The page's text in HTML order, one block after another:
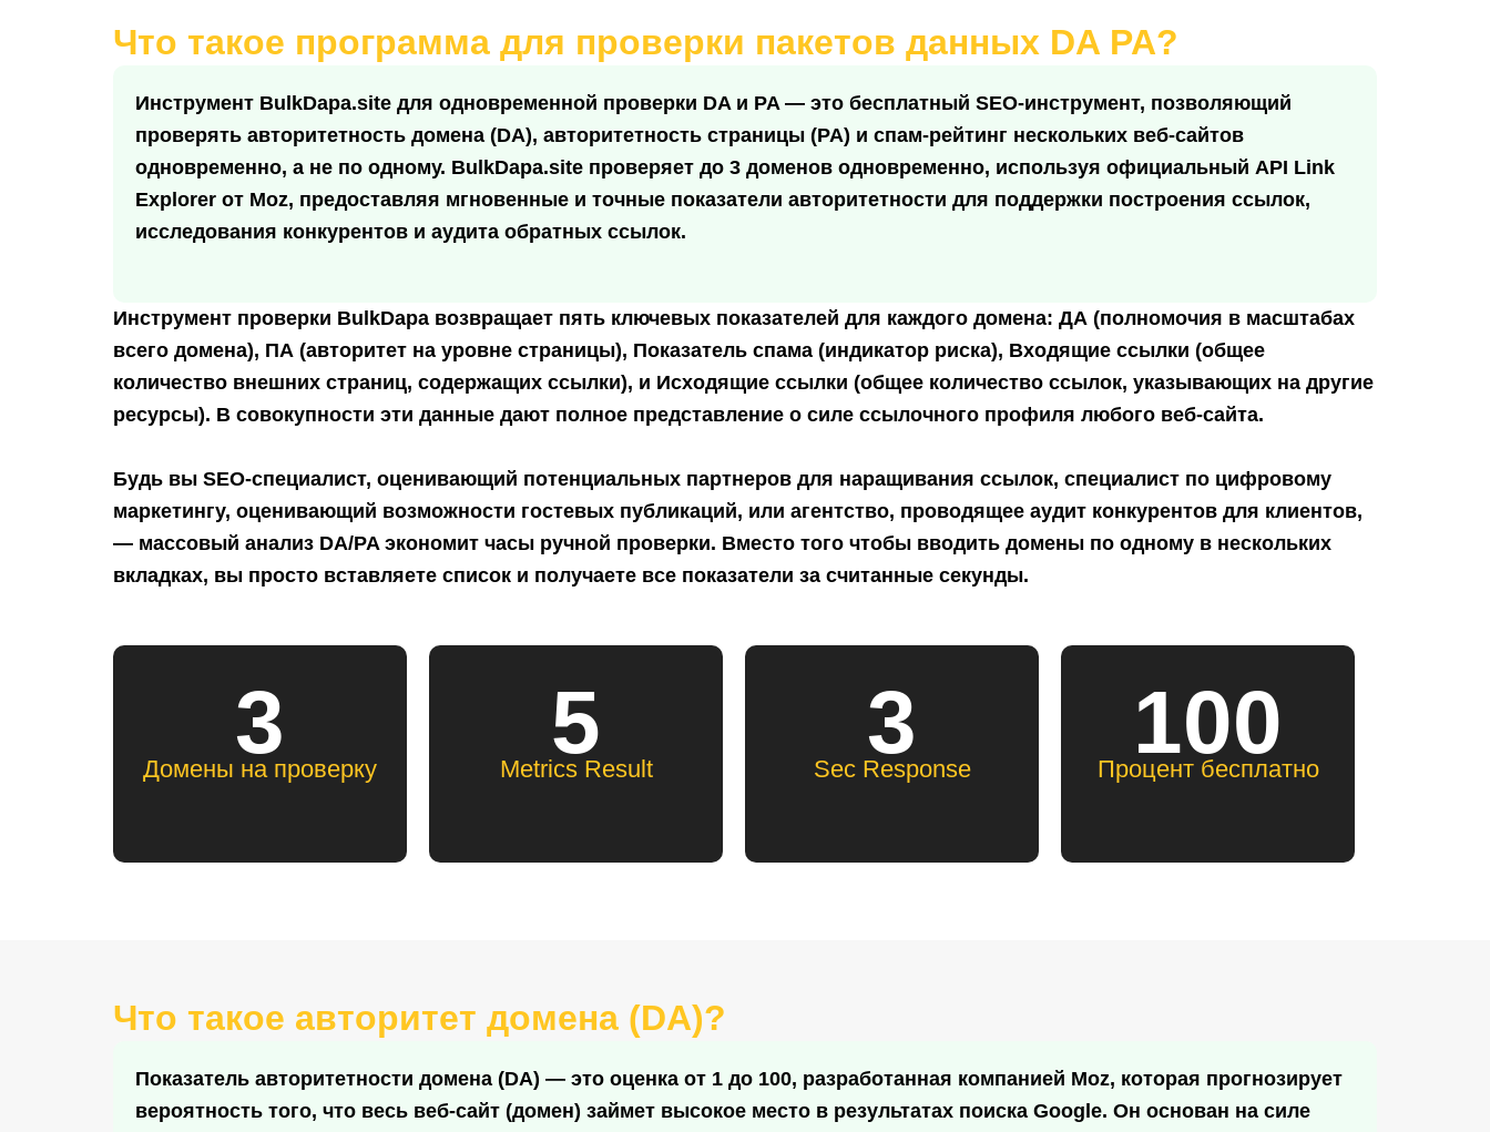
Что такое программа для проверки пакетов данных DA PA?
Инструмент BulkDapa.site для одновременной проверки DA и PA — это бесплатный SEO-инструмент, позволяющий
проверять авторитетность домена (DA), авторитетность страницы (PA) и спам-рейтинг нескольких веб-сайтов
одновременно, а не по одному. BulkDapa.site проверяет до 3 доменов одновременно, используя официальный API Link
Explorer от Moz, предоставляя мгновенные и точные показатели авторитетности для поддержки построения ссылок,
исследования конкурентов и аудита обратных ссылок.
Инструмент проверки BulkDapa возвращает пять ключевых показателей для каждого домена: ДА (полномочия в масштабах
всего домена), ПА (авторитет на уровне страницы), Показатель спама (индикатор риска), Входящие ссылки (общее
количество внешних страниц, содержащих ссылки), и Исходящие ссылки (общее количество ссылок, указывающих на другие
ресурсы). В совокупности эти данные дают полное представление о силе ссылочного профиля любого веб-сайта.
Будь вы SEO-специалист, оценивающий потенциальных партнеров для наращивания ссылок, специалист по цифровому
маркетингу, оценивающий возможности гостевых публикаций, или агентство, проводящее аудит конкурентов для клиентов,
— массовый анализ DA/PA экономит часы ручной проверки. Вместо того чтобы вводить домены по одному в нескольких
вкладках, вы просто вставляете список и получаете все показатели за считанные секунды.
3
Домены на проверку 5
Metrics Result 3
Sec Response 100
Процент бесплатно
Что такое авторитет домена (DA)?
Показатель авторитетности домена (DA) — это оценка от 1 до 100, разработанная компанией Moz, которая прогнозирует
вероятность того, что весь веб-сайт (домен) займет высокое место в результатах поиска Google. Он основан на силе